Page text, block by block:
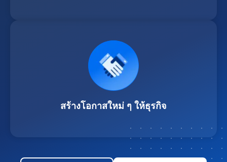
สร้างโอกาสใหม่ ๆ ให้ธุรกิจ